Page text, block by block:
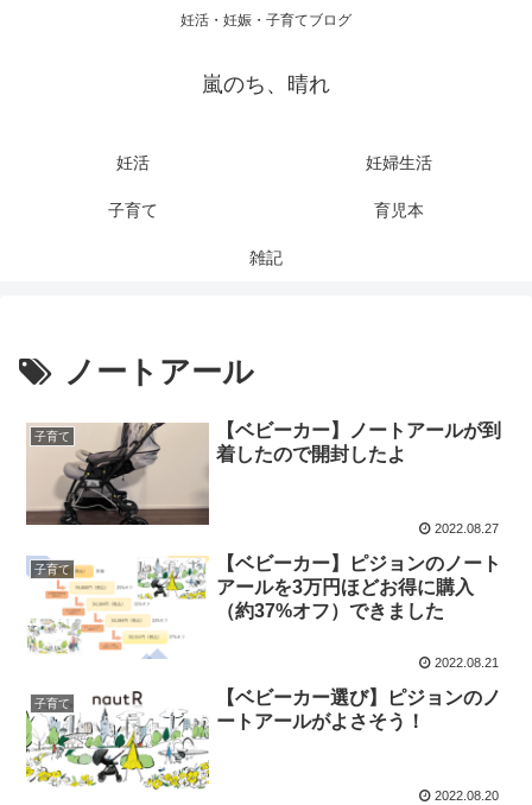
妊活・妊娠・子育てブログ
嵐のち、晴れ
妊活 妊婦生活
子育て 育児本
雑記
ノートアール
子育て
【ベビーカー】ノートアールが到
着したので開封したよ
2022.08.27
子育て
【ベビーカー】ピジョンのノート
アールを3万円ほどお得に購入
（約37%オフ）できました
2022.08.21
子育て
【ベビーカー選び】ピジョンのノ
ートアールがよさそう！
2022.08.20